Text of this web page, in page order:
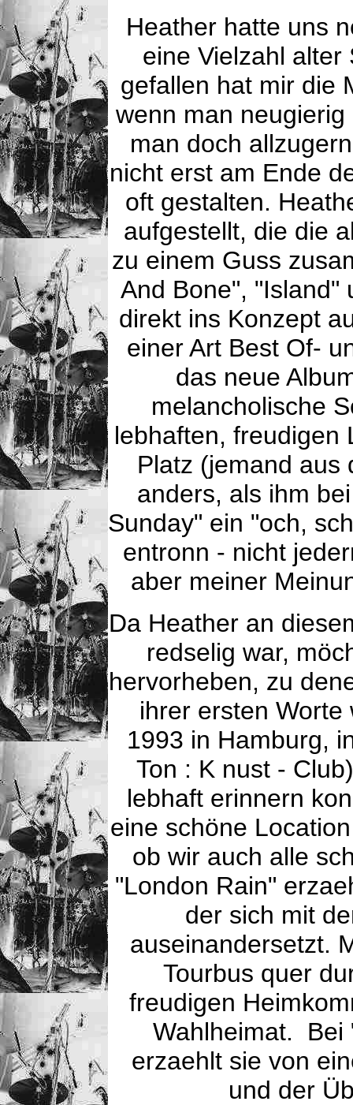
Heather hatte uns
eine Vielzahl
gefallen hat mir die
wenn man
man doch
nicht erst am Ende
oft gestalten.
aufgestellt, die die
zu einem Guss
And Bone", "Island"
direkt ins Konzept
einer Art Best Of-
das neue
melancholische
lebhaften, freudigen
Platz (jemand aus
anders, als ihm
Sunday" ein "och,
entronn - nicht
aber meiner
Da Heather an
redselig war,
hervorheben, zu
ihrer ersten
1993 in Hamburg,
Ton : K nust -
lebhaft erinnern
eine schöne
ob wir auch alle
"London Rain"
der sich mit
auseinandersetzt.
Tourbus quer
freudigen
Wahlheimat. Bei
erzaehlt sie von
und der